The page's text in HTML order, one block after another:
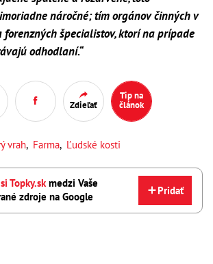
náročné; tím orgánov činných v
špecialistov, ktorí na prípade
odhodlaní.“
Zdieľať
Tip na
článok
vrah, Farma, Ľudské kosti
Topky.skmedzi Vaše
zdroje na Google
Pridať